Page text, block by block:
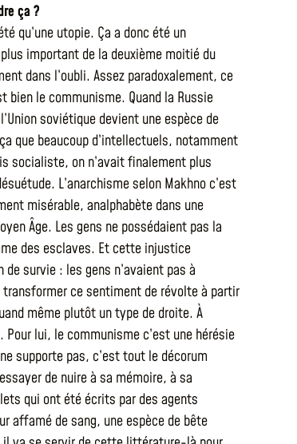
ça ?
qu’une utopie. Ça a donc été un
important de la deuxième moitié du
dans l’oubli. Assez paradoxalement, ce
bien le communisme. Quand la Russie
soviétique devient une espèce de
que beaucoup d’intellectuels, notamment
socialiste, on n’avait finalement plus
L’anarchisme selon Makhno c’est
misérable, analphabète dans une
Âge. Les gens ne possédaient pas la
des esclaves. Et cette injustice
survie : les gens n’avaient pas à
transformer ce sentiment de révolte à partir
même plutôt un type de droite. À
Pour lui, le communisme c’est une hérésie
supporte pas, c’est tout le décorum
de nuire à sa mémoire, à sa
qui ont été écrits par des agents
affamé de sang, une espèce de bête